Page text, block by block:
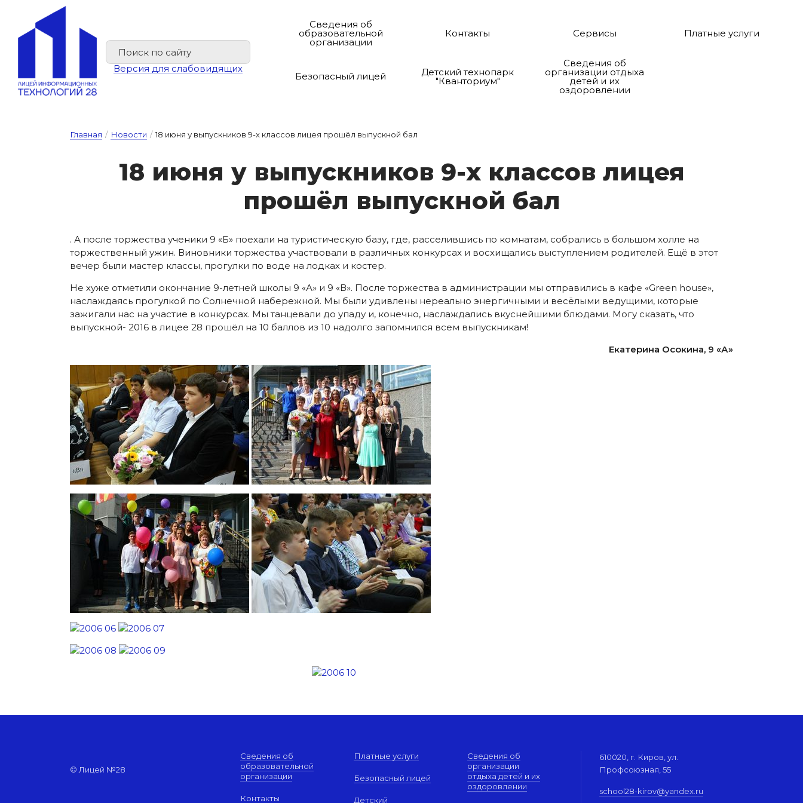
Версия для слабовидящих
Сведения об
образовательной
организации
Контакты Сервисы Платные услуги
Безопасный лицей Детский технопарк
"Кванториум"
Сведения об
организации отдыха
детей и их
оздоровлении
Главная / Новости / 18 июня у выпускников 9-х классов лицея прошёл выпускной бал
18 и­ю­ня у вы­пус­кни­ков 9-х клас­сов ли­цея
про­шёл вы­пус­кной бал
. А после торжества ученики 9 «Б» поехали на туристическую базу, где, расселившись по комнатам, собрались в большом холле на
торжественный ужин. Виновники торжества участвовали в различных конкурсах и восхищались выступлением родителей. Ещё в этот
вечер были мастер классы, прогулки по воде на лодках и костер.
Не хуже отметили окончание 9-летней школы 9 «А» и 9 «В». После торжества в администрации мы отправились в кафе «Green house»,
наслаждаясь прогулкой по Солнечной набережной. Мы были удивлены нереально энергичными и весёлыми ведущими, которые
зажигали нас на участие в конкурсах. Мы танцевали до упаду и, конечно, наслаждались вкуснейшими блюдами. Могу сказать, что
выпускной- 2016 в лицее 28 прошёл на 10 баллов из 10 надолго запомнился всем выпускникам!
Екатерина Осокина, 9 «А»
© Лицей №28
Сведения об
образовательной
организации
Контакты
Платные услуги
Безопасный лицей
Детский
Сведения об
организации
отдыха детей и их
оздоровлении
610020, г. Киров, ул.
Профсоюзная, 55
school28-kirov@yandex.ru